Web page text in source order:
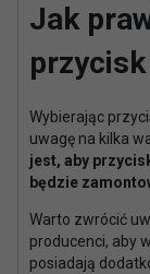
Jak
przycisk
Wybierając
uwagę na kilka
jest, aby
będzie
Warto zwrócić
producenci, aby
posiadają